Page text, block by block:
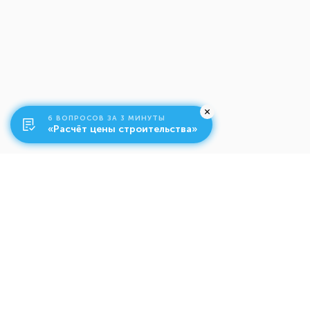
6 ВОПРОСОВ ЗА 3 МИНУТЫ
«Расчёт цены строительства»